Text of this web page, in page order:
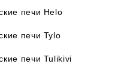
печи Helo
печи Tylo
печи Tulikivi